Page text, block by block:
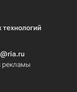
рекламы